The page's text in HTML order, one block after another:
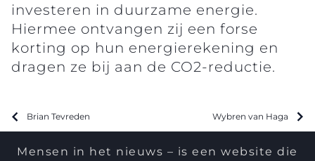
investeren in duurzame energie.
Hiermee ontvangen zij een forse
korting op hun energierekening en
dragen ze bij aan de CO2-reductie.
Brian Tevreden Wybren van Haga
Mensen in het nieuws – is een website die